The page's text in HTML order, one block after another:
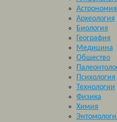
Астрономия
Археология
Биология
География
Медицина
Общество
Психология
Технологии
Физика
Химия